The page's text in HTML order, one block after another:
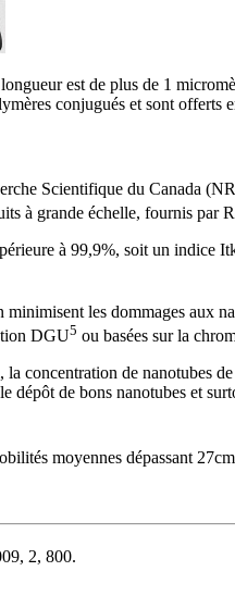
est de plus de 1
conjugués et sont offerts
Scientifique du Canada
à grande échelle, fournis par
à 99,9%, soit un indice
les dommages aux
DGU5 ou basées sur la
concentration de nanotubes
de bons nanotubes et
moyennes dépassant
2, 800.